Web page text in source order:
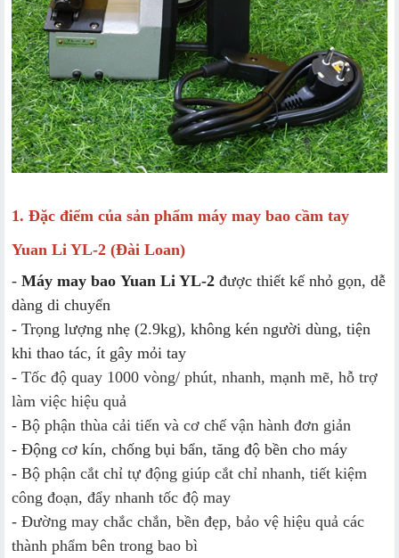
1. Đặc điểm của sản phẩm máy may bao cầm tay
Yuan Li YL-2 (Đài Loan)
- Máy may bao Yuan Li YL-2 được thiết kế nhỏ gọn, dễ
dàng di chuyển
- Trọng lượng nhẹ (2.9kg), không kén người dùng, tiện
khi thao tác, ít gây mỏi tay
- Tốc độ quay 1000 vòng/ phút, nhanh, mạnh mẽ, hỗ trợ
làm việc hiệu quả
- Bộ phận thùa cải tiến và cơ chế vận hành đơn giản
- Động cơ kín, chống bụi bẩn, tăng độ bền cho máy
- Bộ phận cắt chỉ tự động giúp cắt chỉ nhanh, tiết kiệm
công đoạn, đẩy nhanh tốc độ may
- Đường may chắc chắn, bền đẹp, bảo vệ hiệu quả các
thành phẩm bên trong bao bì